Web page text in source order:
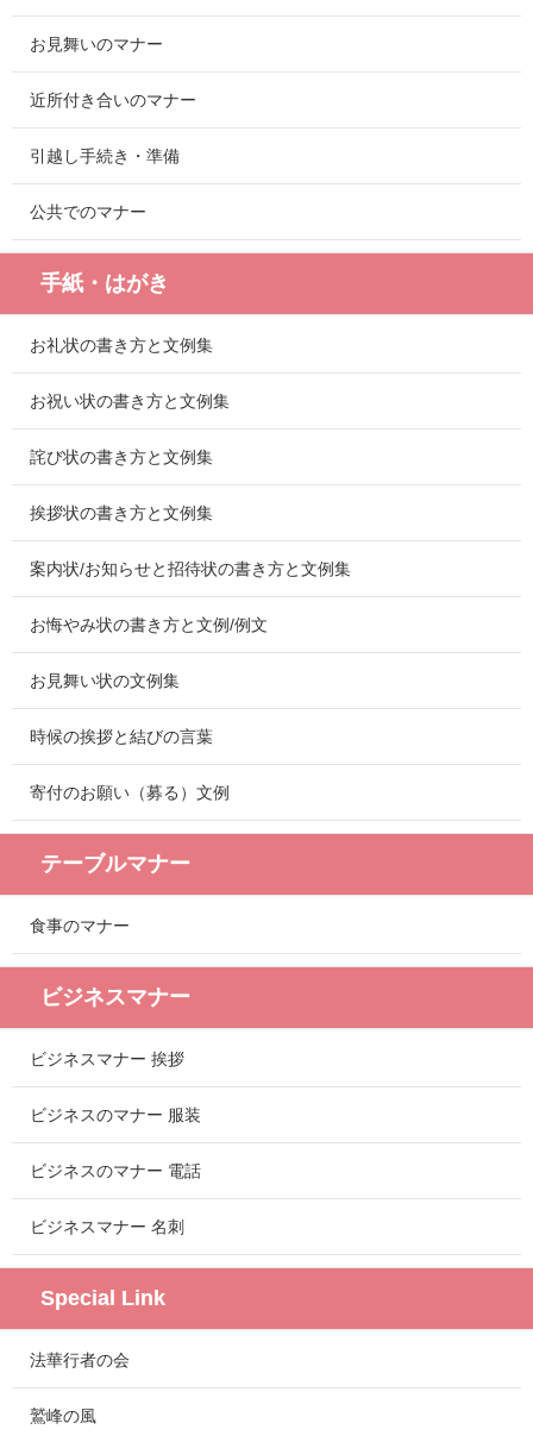
お見舞いのマナー
近所付き合いのマナー
引越し手続き・準備
公共でのマナー
手紙・はがき
お礼状の書き方と文例集
お祝い状の書き方と文例集
詫び状の書き方と文例集
挨拶状の書き方と文例集
案内状/お知らせと招待状の書き方と文例集
お悔やみ状の書き方と文例/例文
お見舞い状の文例集
時候の挨拶と結びの言葉
寄付のお願い（募る）文例
テーブルマナー
食事のマナー
ビジネスマナー
ビジネスマナー 挨拶
ビジネスのマナー 服装
ビジネスのマナー 電話
ビジネスマナー 名刺
Special Link
法華行者の会
鷲峰の風